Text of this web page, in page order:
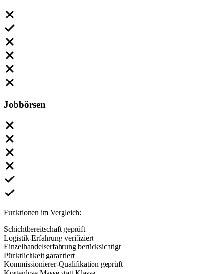
Jobbörsen
Funktionen im Vergleich:
Schichtbereitschaft geprüft
Logistik-Erfahrung verifiziert
Einzelhandelserfahrung berücksichtigt
Pünktlichkeit garantiert
Kommissionierer-Qualifikation geprüft